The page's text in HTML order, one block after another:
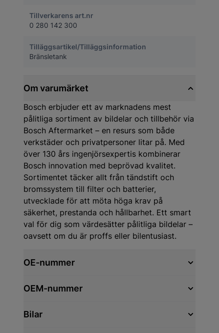
Tillverkarens art.nr
0 280 142 300
Tilläggsartikel/Tilläggsinformation
Bränsletank
Om varumärket
Bosch erbjuder ett av marknadens mest
pålitliga sortiment av bildelar och tillbehör via
Bosch Aftermarket – en resurs som både
verkstäder och privatpersoner litar på. Med
över 130 års ingenjörsexpertis kombinerar
Bosch innovation med beprövad kvalitet.
Sortimentet täcker allt från tändstift och
bromssystem till filter och batterier,
utvecklade för att möta höga krav på
säkerhet, prestanda och hållbarhet. Ett smart
val för dig som värdesätter pålitliga bildelar –
oavsett om du är proffs eller bilentusiast.
OE-nummer
OEM-nummer
Bilar